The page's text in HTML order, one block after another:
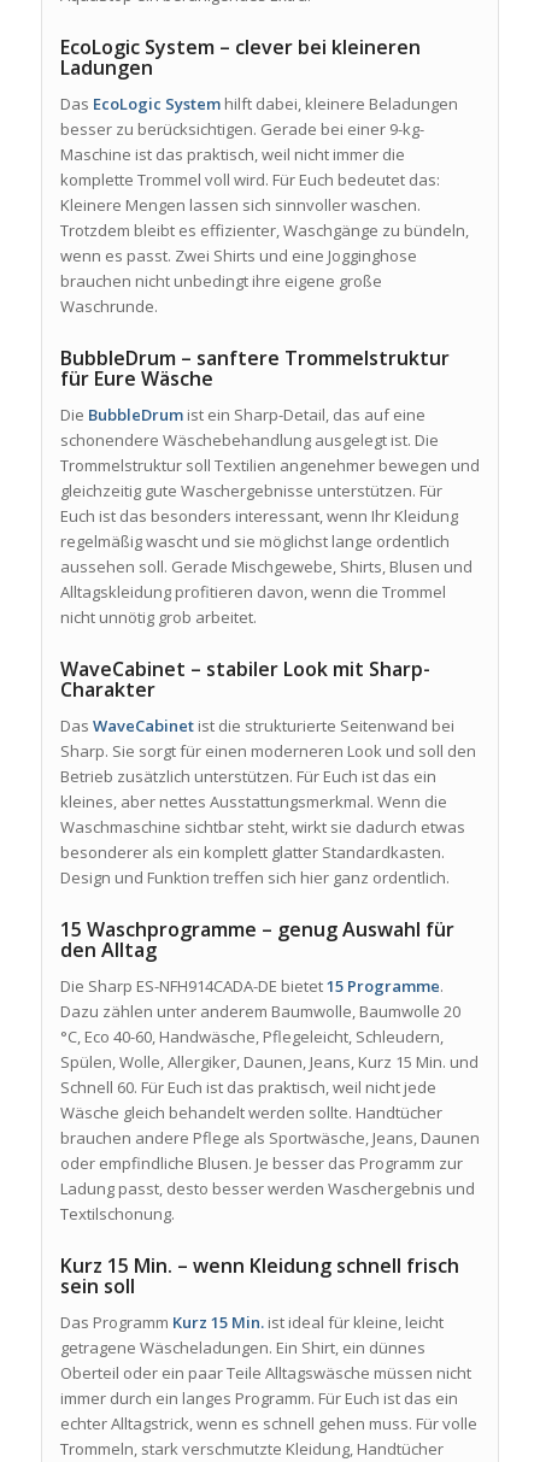
EcoLogic System – clever bei kleineren
Ladungen
Das EcoLogic Systemhilft dabei, kleinere Beladungen
besser zu berücksichtigen. Gerade bei einer 9-kg-
Maschine ist das praktisch, weil nicht immer die
komplette Trommel voll wird. Für Euch bedeutet das:
Kleinere Mengen lassen sich sinnvoller waschen.
Trotzdem bleibt es effizienter, Waschgänge zu bündeln,
wenn es passt. Zwei Shirts und eine Jogginghose
brauchen nicht unbedingt ihre eigene große
Waschrunde.
BubbleDrum – sanftere Trommelstruktur
für Eure Wäsche
Die BubbleDrumist ein Sharp-Detail, das auf eine
schonendere Wäschebehandlung ausgelegt ist. Die
Trommelstruktur soll Textilien angenehmer bewegen und
gleichzeitig gute Waschergebnisse unterstützen. Für
Euch ist das besonders interessant, wenn Ihr Kleidung
regelmäßig wascht und sie möglichst lange ordentlich
aussehen soll. Gerade Mischgewebe, Shirts, Blusen und
Alltagskleidung profitieren davon, wenn die Trommel
nicht unnötig grob arbeitet.
WaveCabinet – stabiler Look mit Sharp-
Charakter
Das WaveCabinetist die strukturierte Seitenwand bei
Sharp. Sie sorgt für einen moderneren Look und soll den
Betrieb zusätzlich unterstützen. Für Euch ist das ein
kleines, aber nettes Ausstattungsmerkmal. Wenn die
Waschmaschine sichtbar steht, wirkt sie dadurch etwas
besonderer als ein komplett glatter Standardkasten.
Design und Funktion treffen sich hier ganz ordentlich.
15 Waschprogramme – genug Auswahl für
den Alltag
Die Sharp ES-NFH914CADA-DE bietet15 Programme.
Dazu zählen unter anderem Baumwolle, Baumwolle 20
°C, Eco 40-60, Handwäsche, Pflegeleicht, Schleudern,
Spülen, Wolle, Allergiker, Daunen, Jeans, Kurz 15 Min. und
Schnell 60. Für Euch ist das praktisch, weil nicht jede
Wäsche gleich behandelt werden sollte. Handtücher
brauchen andere Pflege als Sportwäsche, Jeans, Daunen
oder empfindliche Blusen. Je besser das Programm zur
Ladung passt, desto besser werden Waschergebnis und
Textilschonung.
Kurz 15 Min. – wenn Kleidung schnell frisch
sein soll
Das Programm Kurz 15 Min.ist ideal für kleine, leicht
getragene Wäscheladungen. Ein Shirt, ein dünnes
Oberteil oder ein paar Teile Alltagswäsche müssen nicht
immer durch ein langes Programm. Für Euch ist das ein
echter Alltagstrick, wenn es schnell gehen muss. Für volle
Trommeln, stark verschmutzte Kleidung, Handtücher